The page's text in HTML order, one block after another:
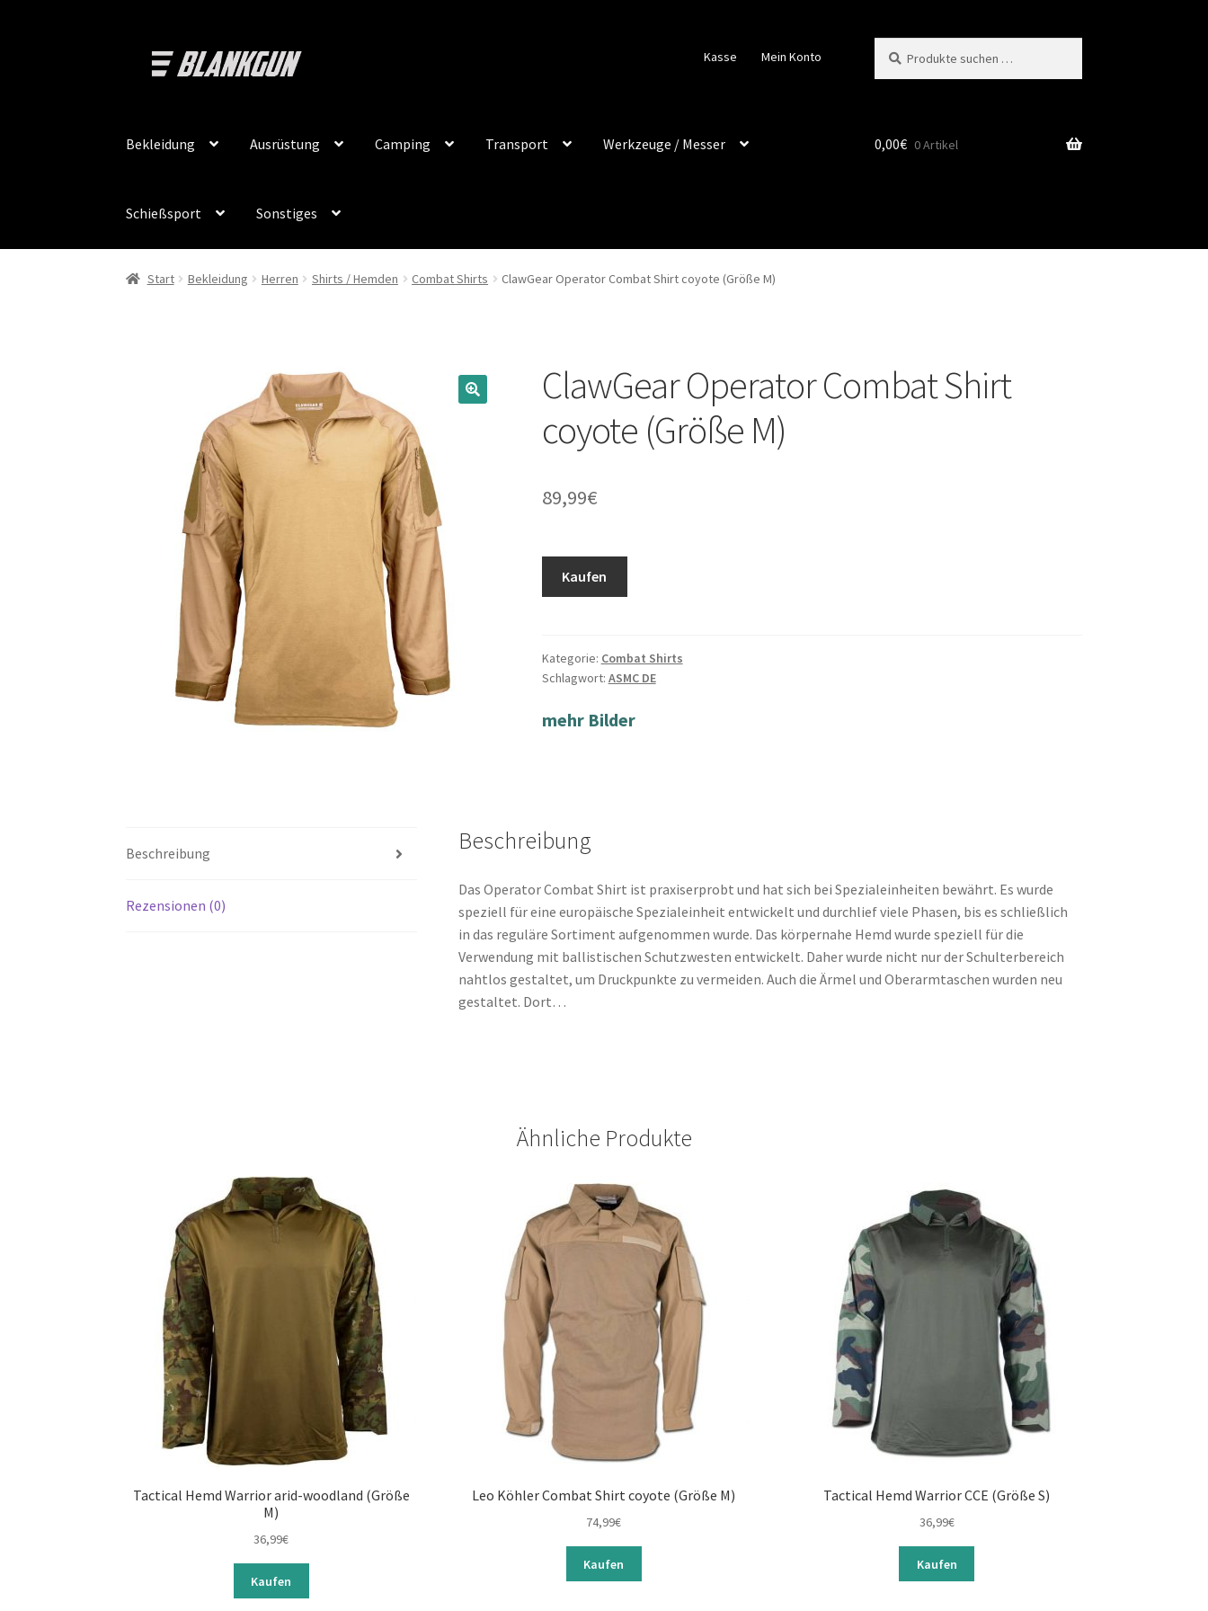
Navigation
Zum
Inhalt
Kasse Mein Konto
nach:
Bekleidung Ausrüstung Camping Transport Werkzeuge / Messer
Schießsport Sonstiges
0,00€ 0 Artikel
Start Bekleidung Herren Shirts / Hemden Combat Shirts ClawGear Operator Combat Shirt coyote (Größe M)
ClawGear Operator Combat Shirt
coyote (Größe M)
89,99€
Kaufen
Kategorie: Combat Shirts
Schlagwort: ASMC DE
mehr Bilder
Beschreibung
Rezensionen (0)
Beschreibung
Das Operator Combat Shirt ist praxiserprobt und hat sich bei Spezialeinheiten bewährt. Es wurde
speziell für eine europäische Spezialeinheit entwickelt und durchlief viele Phasen, bis es schließlich
in das reguläre Sortiment aufgenommen wurde. Das körpernahe Hemd wurde speziell für die
Verwendung mit ballistischen Schutzwesten entwickelt. Daher wurde nicht nur der Schulterbereich
nahtlos gestaltet, um Druckpunkte zu vermeiden. Auch die Ärmel und Oberarmtaschen wurden neu
gestaltet. Dort…
Ähnliche Produkte
Tactical Hemd Warrior arid-woodland (Größe
M)
36,99€
Kaufen
Leo Köhler Combat Shirt coyote (Größe M)
74,99€
Kaufen
Tactical Hemd Warrior CCE (Größe S)
36,99€
Kaufen